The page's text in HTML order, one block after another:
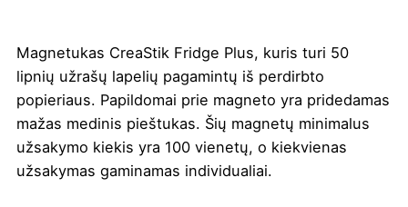
Magnetukas CreaStik Fridge Plus, kuris turi 50
lipnių užrašų lapelių pagamintų iš perdirbto
popieriaus. Papildomai prie magneto yra pridedamas
mažas medinis pieštukas. Šių magnetų minimalus
užsakymo kiekis yra 100 vienetų, o kiekvienas
užsakymas gaminamas individualiai.